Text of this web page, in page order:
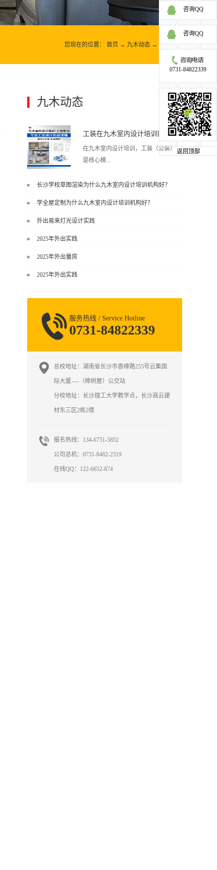
您现在的位置： 首页 → 九木动态 → 九木动态
九木动态 更多>>
工装在九木室内设计培训能学到东西吗?
在九木室内设计培训，工装（公装）
是核心模...
直接用于工作的东西，不是泛泛而
谈，而是从规范、软件、材料、施工
烟、照明、材料耐脏耐磨• 办公空间：
水...
长沙学校草图渲染为什么九木室内设计培训机构好？
学全屋定制为什么九木室内设计培训机构好？
外出易来灯光设计实践
2025年外出实践
2025年外出量房
2025年外出实践
服务热线 / Service Hotline
0731-84822339
总校地址：湖南省长沙市香樟路255号云集国
际大厦----（樟树屋）公交站
分校地址：长沙理工大学教学点，长沙高云建
材东三区2栋2楼
报名热线：134-6751-5852
公司总机：0731-8482-2319
在线QQ：122-6652-874
咨询QQ
咨询QQ
0731-84822339
返回顶部